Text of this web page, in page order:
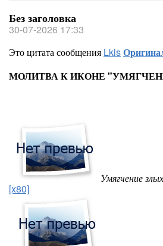
Без заголовка
30-07-2026 17:33
Это цитата сообщения Lkis
МОЛИТВА К ИКОНЕ
[x80]
Умягчение